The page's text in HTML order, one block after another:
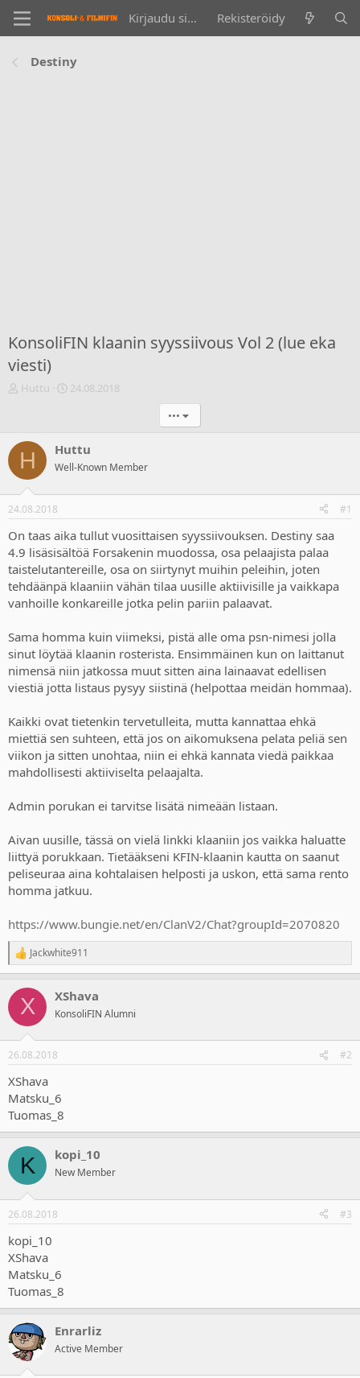
Kirjaudu sisään Rekisteröidy
Destiny
KonsoliFIN klaanin syyssiivous Vol 2 (lue eka
viesti)
V
t
e
t
j
u
n
a
l
o
i
t
j
a
Huttu
A
t
u
s
i
v
ä
m
ä
ä
r
24.08.2018
•••
H Huttu
Well-Known Member
24.08.2018 #1
On taas aika tullut vuosittaisen syyssiivouksen. Destiny saa
4.9 lisäsisältöä Forsakenin muodossa, osa pelaajista palaa
taistelutantereille, osa on siirtynyt muihin peleihin, joten
tehdäänpä klaaniin vähän tilaa uusille aktiivisille ja vaikkapa
vanhoille konkareille jotka pelin pariin palaavat.
Sama homma kuin viimeksi, pistä alle oma psn-nimesi jolla
sinut löytää klaanin rosterista. Ensimmäinen kun on laittanut
nimensä niin jatkossa muut sitten aina lainaavat edellisen
viestiä jotta listaus pysyy siistinä (helpottaa meidän hommaa).
Kaikki ovat tietenkin tervetulleita, mutta kannattaa ehkä
miettiä sen suhteen, että jos on aikomuksena pelata peliä sen
viikon ja sitten unohtaa, niin ei ehkä kannata viedä paikkaa
mahdollisesti aktiiviselta pelaajalta.
Admin porukan ei tarvitse lisätä nimeään listaan.
Aivan uusille, tässä on vielä linkki klaaniin jos vaikka haluatte
liittyä porukkaan. Tietääkseni KFIN-klaanin kautta on saanut
peliseuraa aina kohtalaisen helposti ja uskon, että sama rento
homma jatkuu.
https://www.bungie.net/en/ClanV2/Chat?groupId=2070820
R
e
c
i
s
Jackwhite911
X XShava
KonsoliFIN Alumni
26.08.2018 #2
XShava
Matsku_6
Tuomas_8
K kopi_10
New Member
26.08.2018 #3
kopi_10
XShava
Matsku_6
Tuomas_8
Enrarliz
Active Member